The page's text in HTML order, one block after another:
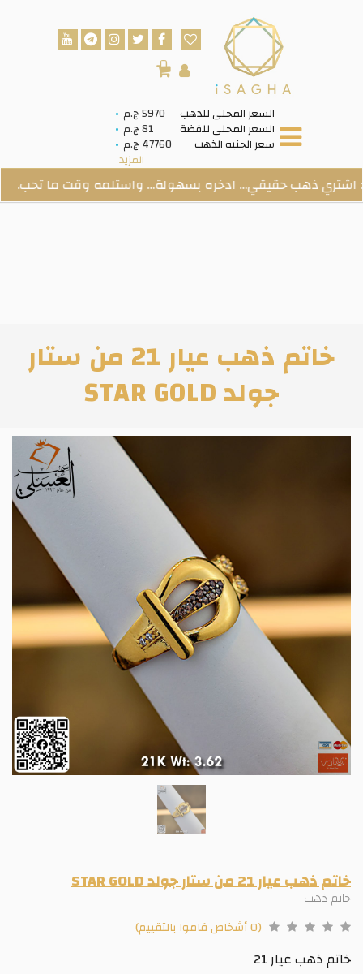
السعر المحلى للذهب 5970 ج.م
السعر المحلى للفضة 81 ج.م
سعر الجنيه الذهب 47760 ج.م
المزيد
0
حقيقي… ادخره بسهولة… واستلمه وقت ما تحب.
خاتم ذهب عيار 21 من ستار
جولد STAR GOLD
خاتم ذهب عيار 21 من ستار جولد STAR GOLD
خاتم ذهب
(0 أشخاص قاموا بالتقييم)
خاتم ذهب عيار 21